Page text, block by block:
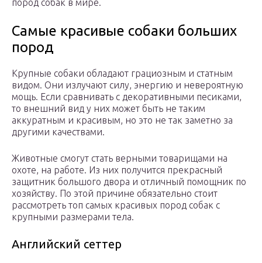
пород собак в мире.
Самые красивые собаки больших
пород
Крупные собаки обладают грациозным и статным
видом. Они излучают силу, энергию и невероятную
мощь. Если сравнивать с декоративными песиками,
то внешний вид у них может быть не таким
аккуратным и красивым, но это не так заметно за
другими качествами.
Животные смогут стать верными товарищами на
охоте, на работе. Из них получится прекрасный
защитник большого двора и отличный помощник по
хозяйству. По этой причине обязательно стоит
рассмотреть топ самых красивых пород собак с
крупными размерами тела.
Английский сеттер